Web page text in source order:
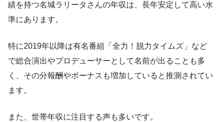
績を持つ名城ラリータさんの年収は、長年安定して高い水
準にあります。
特に2019年以降は有名番組「全力！脱力タイムズ」など
で総合演出やプロデューサーとして名前が出ることも多
く、その分報酬やボーナスも増加していると推測されてい
ます。
また、世帯年収に注目する声も多いです。